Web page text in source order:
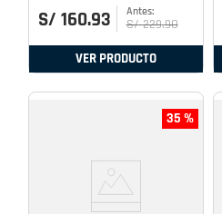
S/ 160.93 S/ 229.90
VER PRODUCTO
35 %